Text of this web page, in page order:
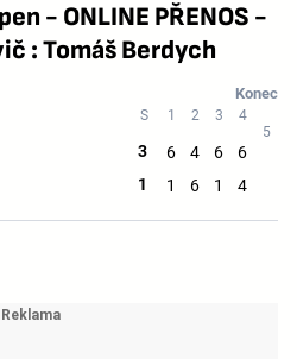
- ONLINE PŘENOS -
: Tomáš Berdych
Konec
3 6 4 6
6
1 1 6 1 4